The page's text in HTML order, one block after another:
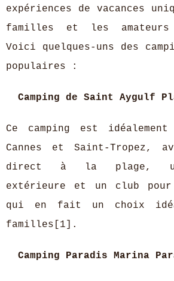
expériences de vacances
familles et les
Voici quelques-uns des
populaires :
Camping de Saint Aygulf
Ce camping est
Cannes et Saint-Tropez,
direct à la plage,
extérieure et un club
qui en fait un choix
familles[1].
Camping Paradis Marina